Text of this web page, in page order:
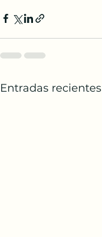
Entradas recientes